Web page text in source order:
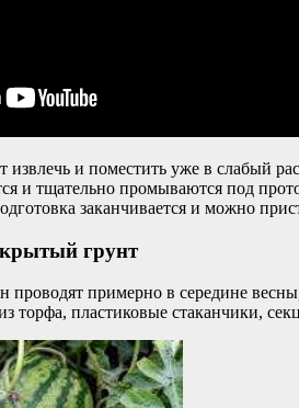
извлечь и поместить уже в слабый
и тщательно промываются под
заканчивается и можно
грунт
проводят примерно в середине
торфа, пластиковые стаканчики,